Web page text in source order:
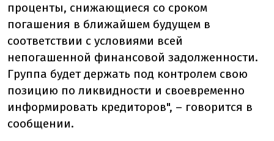
проценты, снижающиеся со сроком
погашения в ближайшем будущем в
соответствии с условиями всей
непогашенной финансовой задолженности.
Группа будет держать под контролем свою
позицию по ликвидности и своевременно
информировать кредиторов", – говорится в
сообщении.